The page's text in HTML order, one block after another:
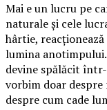
Mai e un lucru pe
naturale și cele
hârtie,
lumina
devine spălăcit într-
vorbim doar
despre cum cade